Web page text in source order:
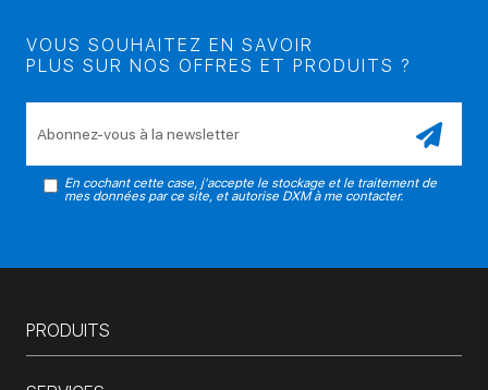
VOUS SOUHAITEZ EN SAVOIR
PLUS SUR NOS OFFRES ET PRODUITS ?
En cochant cette case, j'accepte le stockage et le traitement de
mes données par ce site, et autorise DXM à me contacter.
PRODUITS